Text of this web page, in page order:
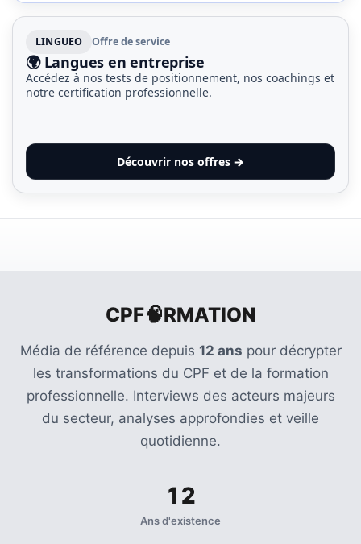
chiffres
retenir
2027
Agenda
(159)
Interviews
LINGUEO Offre de service
🌍 Langues en entreprise
Accédez à nos tests de positionnement, nos coachings et
notre certification professionnelle.
Découvrir nos offres →
CPF🧠RMATION
Média de référence depuis 12 ans pour décrypter
les transformations du CPF et de la formation
professionnelle. Interviews des acteurs majeurs
du secteur, analyses approfondies et veille
quotidienne.
12
Ans d'existence